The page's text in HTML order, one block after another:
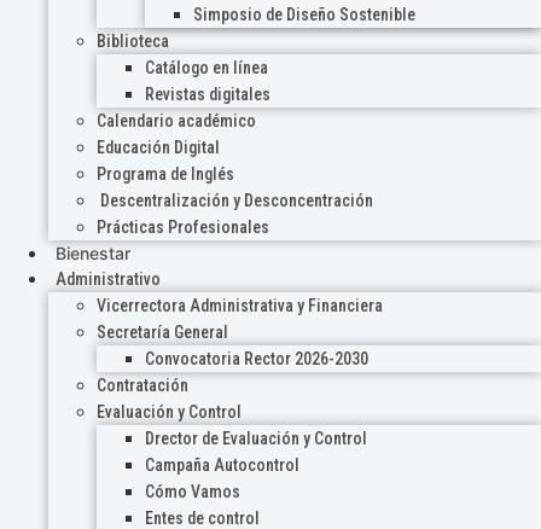
Simposio de Diseño Sostenible
Biblioteca
Catálogo en línea
Revistas digitales
Calendario académico
Educación Digital
Programa de Inglés
Descentralización y Desconcentración
Prácticas Profesionales
Bienestar
Administrativo
Vicerrectora Administrativa y Financiera
Secretaría General
Convocatoria Rector 2026-2030
Contratación
Evaluación y Control
Drector de Evaluación y Control
Campaña Autocontrol
Cómo Vamos
Entes de control